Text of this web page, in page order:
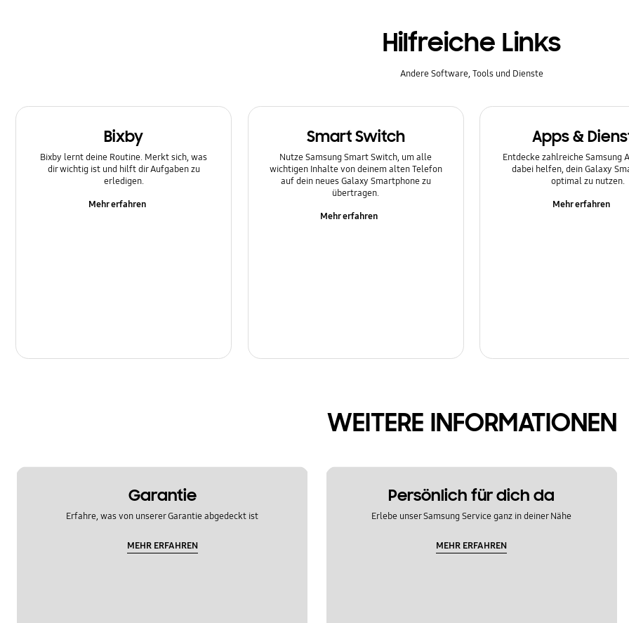
Software-Upgrade
Hilfreiche Links
Andere Software, Tools und Dienste
Bixby
Bixby lernt deine Routine. Merkt sich, was
dir wichtig ist und hilft dir Aufgaben zu
erledigen.
Mehr erfahren
Smart Switch
Nutze Samsung Smart Switch, um alle
wichtigen Inhalte von deinem alten Telefon
auf dein neues Galaxy Smartphone zu
übertragen.
Mehr erfahren
Apps &
Entdecke zahlreiche Samsung
dabei helfen, dein Galaxy
optimal zu nutzen.
Mehr erfahren
WEITERE INFORMATIONEN
Garantie
Erfahre, was von unserer Garantie abgedeckt ist
MEHR ERFAHREN
Persönlich für dich da
Erlebe unser Samsung Service ganz in deiner Nähe
MEHR ERFAHREN